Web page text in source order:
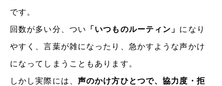
です。
回数が多い分、つい 「いつものルーティン」 になり
やすく、言葉が雑になったり、急かすような声かけ
になってしまうこともあります。
しかし実際には、 声のかけ方ひとつで、協力度・拒